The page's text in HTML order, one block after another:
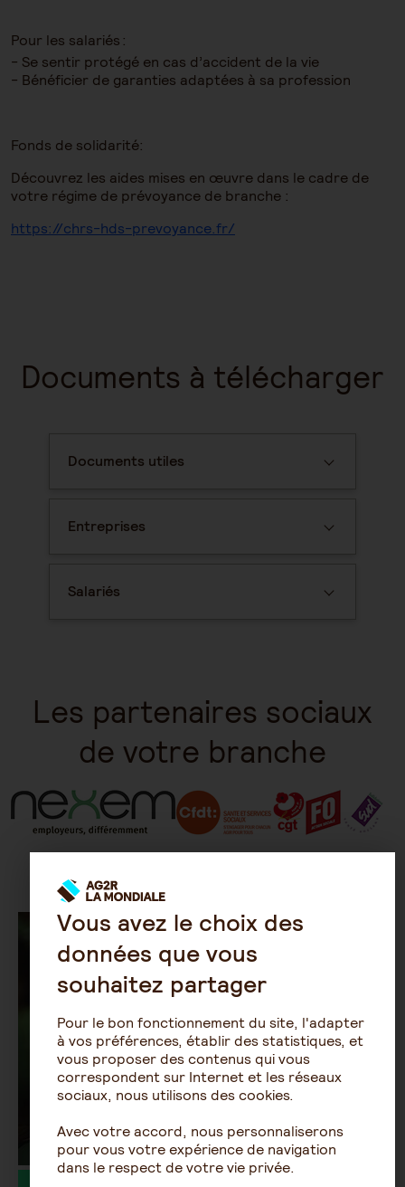
Pour les salariés :
Se sentir protégé en cas d’accident de la vie
Bénéficier de garanties adaptées à sa profession
Fonds de solidarité:
Découvrez les aides mises en œuvre dans le cadre de
votre régime de prévoyance de branche :
https://chrs-hds-prevoyance.fr/
Documents à télécharger
Documents utiles
Entreprises
Salariés
Les partenaires sociaux
de votre branche
Vous avez le choix des
données que vous
souhaitez partager
Pour le bon fonctionnement du site, l'adapter
à vos préférences, établir des statistiques, et
vous proposer des contenus qui vous
correspondent sur Internet et les réseaux
sociaux, nous utilisons des cookies.
Avec votre accord, nous personnaliserons
pour vous votre expérience de navigation
dans le respect de votre vie privée.